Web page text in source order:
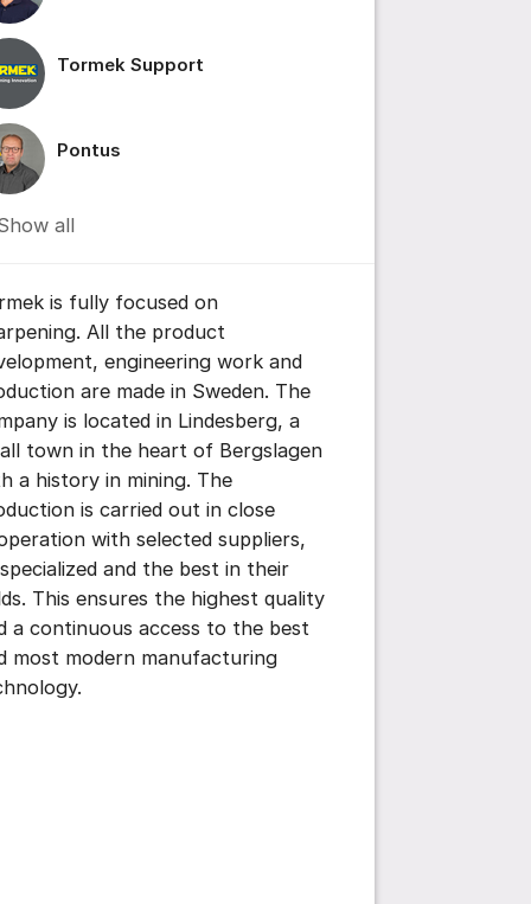
for post/comment
for post/comment
Tormek Support
Pontus
all
is fully focused on
All the product
engineering work and
are made in Sweden. The
is located in Lindesberg, a
town in the heart of Bergslagen
a history in mining. The
is carried out in close
with selected suppliers,
and the best in their
This ensures the highest quality
a continuous access to the best
most modern manufacturing